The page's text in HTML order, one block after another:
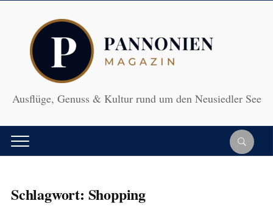
Ausflüge, Genuss & Kultur rund um den Neusiedler See
Schlagwort: Shopping